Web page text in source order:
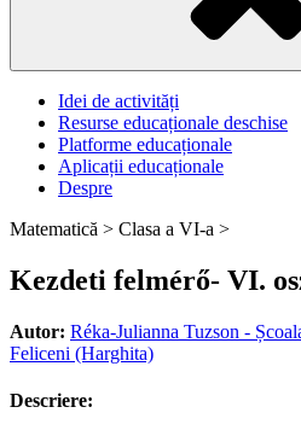
Idei de activități
Resurse educaționale deschise
Platforme educaționale
Aplicații educaționale
Despre
Matematică > Clasa a VI-a >
Kezdeti felmérő- VI.
Autor: Réka-Julianna Tuzson -
Feliceni (Harghita)
Descriere: